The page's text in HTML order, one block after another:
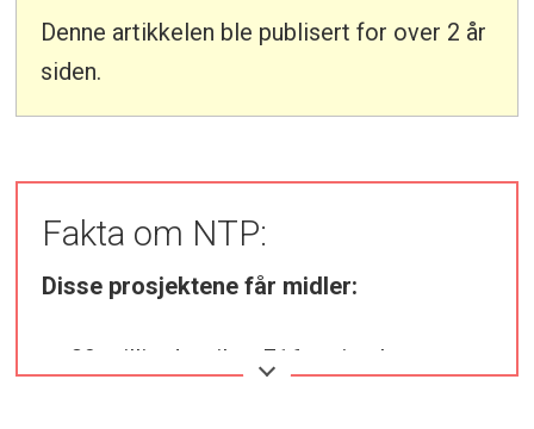
Denne artikkelen ble publisert for over 2 år
siden.
Fakta om NTP:
Disse prosjektene får midler:
39 milliarder til ny E16 og jernbane